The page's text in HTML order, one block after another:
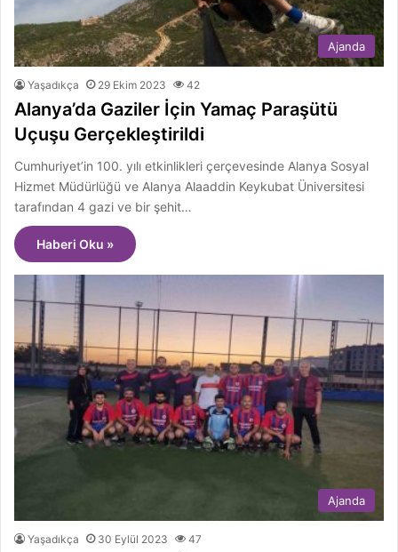
Ajanda
Yaşadıkça 29 Ekim 2023 42
Alanya’da Gaziler İçin Yamaç Paraşütü
Uçuşu Gerçekleştirildi
Cumhuriyet’in 100. yılı etkinlikleri çerçevesinde Alanya Sosyal
Hizmet Müdürlüğü ve Alanya Alaaddin Keykubat Üniversitesi
tarafından 4 gazi ve bir şehit…
Haberi Oku »
Ajanda
Yaşadıkça 30 Eylül 2023 47